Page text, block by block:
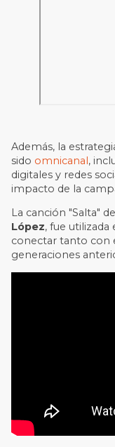
Además, la
sido omnicanal,
digitales y redes
impacto de la
La canción "Salta"
López, fue
conectar tanto con
generaciones